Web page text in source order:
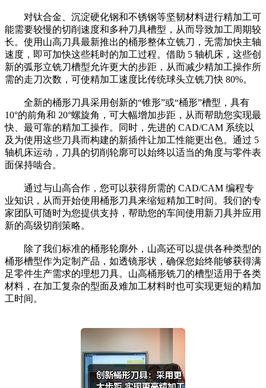
对钛合金、沉淀硬化钢和不锈钢等坚韧材料进行精加工可
能需要较慢的切削速度和多种刀具槽型，从而导致加工周期较
长。使用山高刀具最新推出的桶形整体立铣刀，无需加快主轴
速度，即可加快这些耗时的加工过程。借助 5 轴机床，这些创
新的弧形立铣刀槽型允许更大的步距，从而减少精加工操作所
需的走刀次数，可使精加工速度比传统球头立铣刀快 80%。
全新的桶形刀具采用创新的“锥形”或“桶形”槽型，具有
10°的前角和 20°螺旋角，可大幅增加步距，从而帮助您实现最
快、最可靠的精加工操作。同时，先进的 CAD/CAM 系统以
及为使用这些刀具而构建的新插件让加工性能更出色。通过 5
轴机床运动，刀具的切削轮廓可以始终以适当的角度与零件表
面保持啮合。
通过与山高合作，您可以获得所需的 CAD/CAM 编程专
业知识，从而开始使用桶形刀具来缩短精加工时间。我们的专
家团队可随时为您提供支持，帮助您的车间使用新刀具并应用
新的高级切削策略。
除了我们标准的桶形轮廓外，山高还可以提供各种类型的
桶形槽型作为定制产品，如透镜形状，确保您始终能够获得满
足零件生产需求的理想刀具。山高桶形铣刀的槽型适用于各类
材料，在加工复杂的型面及难加工材料时也可实现更短的精加
工时间。